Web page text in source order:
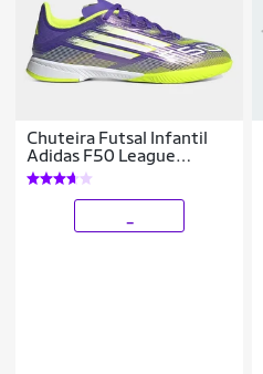
Chuteira Futsal Infantil
Adidas F50 League
Unissex